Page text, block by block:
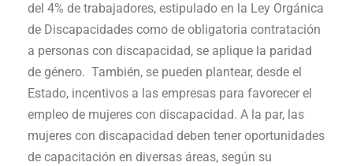
del 4% de trabajadores, estipulado en la Ley Orgánica
de Discapacidades como de obligatoria contratación
a personas con discapacidad, se aplique la paridad
de género. También, se pueden plantear, desde el
Estado, incentivos a las empresas para favorecer el
empleo de mujeres con discapacidad. A la par, las
mujeres con discapacidad deben tener oportunidades
de capacitación en diversas áreas, según su